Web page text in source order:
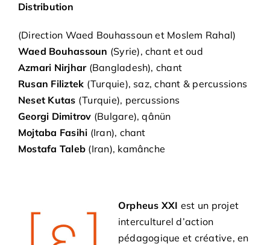
Distribution
(Direction Waed Bouhassoun et Moslem Rahal)
Waed Bouhassoun (Syrie), chant et oud
Azmari Nirjhar(Bangladesh), chant
Rusan Filiztek (Turquie), saz, chant & percussions
Neset Kutas (Turquie), percussions
Georgi Dimitrov (Bulgare), qânün
Mojtaba Fasihi (Iran), chant
Mostafa Taleb (Iran), kamânche
Orpheus XXI est un projet
interculturel d’action
pédagogique et créative, en